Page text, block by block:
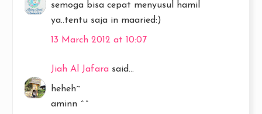
semoga bisa cepat menyusul hamil
ya..tentu saja in maaried:)
13 March 2012 at 10:07
Jiah Al Jafara said...
heheh~
aminn ^^